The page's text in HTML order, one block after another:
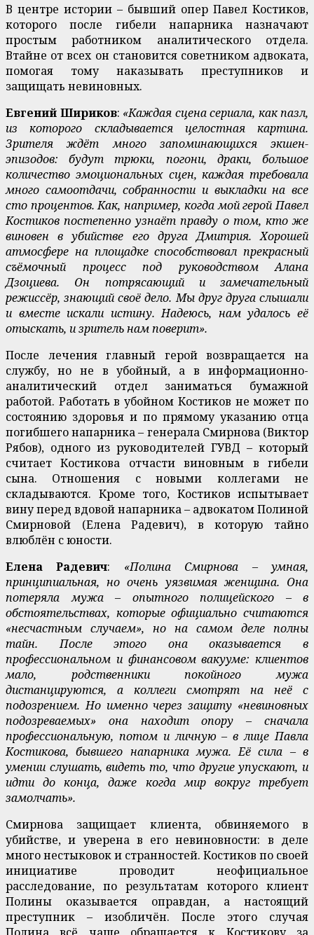
В центре истории – бывший опер Павел Костиков,
которого после гибели напарника назначают
простым работником аналитического отдела.
Втайне от всех он становится советником адвоката,
помогая тому наказывать преступников и
защищать невиновных.
Евгений Шириков: «Каждая сцена сериала, как пазл,
из которого складывается целостная картина.
Зрителя ждёт много запоминающихся экшен-
эпизодов: будут трюки, погони, драки, большое
количество эмоциональных сцен, каждая требовала
много самоотдачи, собранности и выкладки на все
сто процентов. Как, например, когда мой герой Павел
Костиков постепенно узнаёт правду о том, кто же
виновен в убийстве его друга Дмитрия. Хорошей
атмосфере на площадке способствовал прекрасный
съёмочный процесс под руководством Алана
Дзоциева. Он потрясающий и замечательный
режиссёр, знающий своё дело. Мы друг друга слышали
и вместе искали истину. Надеюсь, нам удалось её
отыскать, и зритель нам поверит».
После лечения главный герой возвращается на
службу, но не в убойный, а в информационно-
аналитический отдел заниматься бумажной
работой. Работать в убойном Костиков не может по
состоянию здоровья и по прямому указанию отца
погибшего напарника – генерала Смирнова (Виктор
Рябов), одного из руководителей ГУВД – который
считает Костикова отчасти виновным в гибели
сына. Отношения с новыми коллегами не
складываются. Кроме того, Костиков испытывает
вину перед вдовой напарника – адвокатом Полиной
Смирновой (Елена Радевич), в которую тайно
влюблён с юности.
Елена Радевич: «Полина Смирнова – умная,
принципиальная, но очень уязвимая женщина. Она
потеряла мужа – опытного полицейского – в
обстоятельствах, которые официально считаются
«несчастным случаем», но на самом деле полны
тайн. После этого она оказывается в
профессиональном и финансовом вакууме: клиентов
мало, родственники покойного мужа
дистанцируются, а коллеги смотрят на неё с
подозрением. Но именно через защиту «невиновных
подозреваемых» она находит опору – сначала
профессиональную, потом и личную – в лице Павла
Костикова, бывшего напарника мужа. Её сила – в
умении слушать, видеть то, что другие упускают, и
идти до конца, даже когда мир вокруг требует
замолчать».
Смирнова защищает клиента, обвиняемого в
убийстве, и уверена в его невиновности: в деле
много нестыковок и странностей. Костиков по своей
инициативе проводит неофициальное
расследование, по результатам которого клиент
Полины оказывается оправдан, а настоящий
преступник – изобличён. После этого случая